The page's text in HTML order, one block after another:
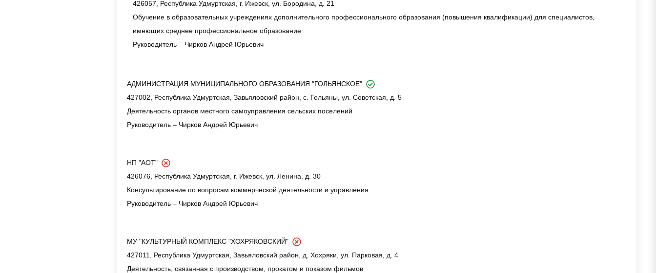
426057, Республика Удмуртская, г. Ижевск, ул. Бородина, д. 21
Обучение в образовательных учреждениях дополнительного профессионального образования (повышения квалификации) для специалистов,
имеющих среднее профессиональное образование
Руководитель – Чирков Андрей Юрьевич
АДМИНИСТРАЦИЯ МУНИЦИПАЛЬНОГО ОБРАЗОВАНИЯ "ГОЛЬЯНСКОЕ"
427002, Республика Удмуртская, Завьяловский район, с. Гольяны, ул. Советская, д. 5
Деятельность органов местного самоуправления сельских поселений
Руководитель – Чирков Андрей Юрьевич
НП "АОТ"
426076, Республика Удмуртская, г. Ижевск, ул. Ленина, д. 30
Консультирование по вопросам коммерческой деятельности и управления
Руководитель – Чирков Андрей Юрьевич
МУ "КУЛЬТУРНЫЙ КОМПЛЕКС "ХОХРЯКОВСКИЙ"
427011, Республика Удмуртская, Завьяловский район, д. Хохряки, ул. Парковая, д. 4
Деятельность, связанная с производством, прокатом и показом фильмов